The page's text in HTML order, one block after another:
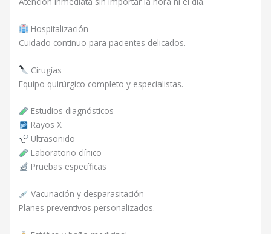
Hospitalización
Cuidado continuo para pacientes delicados.
Cirugías
Equipo quirúrgico completo y especialistas.
Estudios diagnósticos
Rayos X
Ultrasonido
Laboratorio clínico
Pruebas específicas
Vacunación y desparasitación
Planes preventivos personalizados.